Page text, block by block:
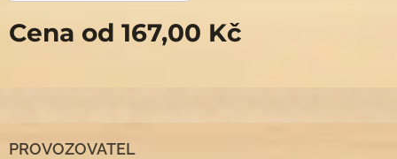
Cena od 167,00 Kč
PROVOZOVATEL